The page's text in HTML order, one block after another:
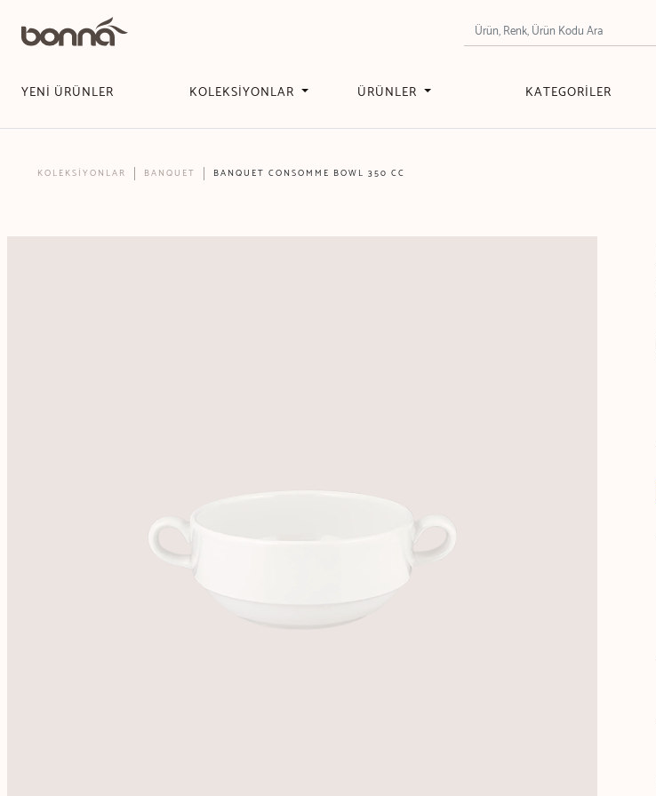
YENİ ÜRÜNLER KOLEKSİYONLAR ÜRÜNLER KATEGORİLER
KOLEKSİYONLAR BANQUET BANQUET CONSOMME BOWL 350 CC